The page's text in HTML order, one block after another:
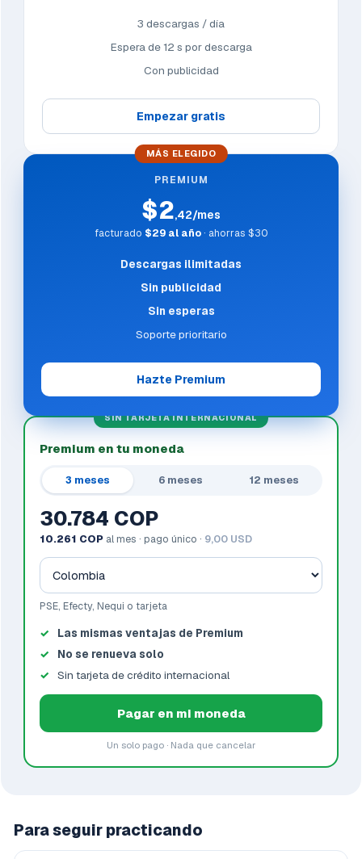
3 descargas / día
Espera de 12 s por descarga
Con publicidad
Empezar gratis
MÁS ELEGIDO
PREMIUM
$2,42/mes
facturado $29 al año· ahorras $30
Descargas ilimitadas
Sin publicidad
Sin esperas
Soporte prioritario
Hazte Premium
SIN TARJETA INTERNACIONAL
Premium en tu moneda
3 meses 6 meses 12 meses
30.784 COP
10.261 COP al mes · pago único · 9,00 USD
PSE, Efecty, Nequi o tarjeta
Las mismas ventajas de Premium
No se renueva solo
Sin tarjeta de crédito internacional
Pagar en mi moneda
Un solo pago · Nada que cancelar
Para seguir practicando